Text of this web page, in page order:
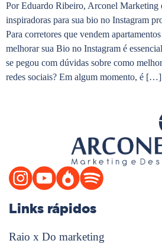
Por Eduardo Ribeiro, Arconel Marketing
inspiradoras para sua bio no Instagram
Para corretores que vendem
melhorar sua Bio no Instagram é
se pegou com dúvidas sobre como
redes sociais? Em algum momento, é […]
Links rápidos
Raio x Do marketing